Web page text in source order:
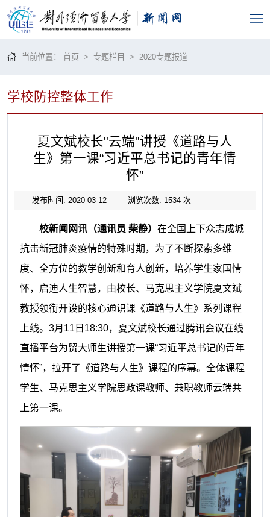
当前位置：首页 >专题栏目 > 2020专题报道
学校防控整体工作
夏文斌校长"云端"讲授《道路与人
生》第一课“习近平总书记的青年情
怀”
发布时间: 2020-03-12 浏览次数: 1534次
校新闻网讯（通讯员 柴静） 在全国上下众志成城
抗击新冠肺炎疫情的特殊时期，为了不断探索多维
度、全方位的教学创新和育人创新，培养学生家国情
怀，启迪人生智慧，由校长、马克思主义学院夏文斌
教授领衔开设的核心通识课《道路与人生》系列课程
上线。 3月11日18:30，夏文斌校长通过腾讯会议在线
直播平台为贸大师生讲授第一课“习近平总书记的青年
情怀”，拉开了《道路与人生》课程的序幕。 全体课程
学生、马克思主义学院思政课教师、兼职教师云端共
上第一课。